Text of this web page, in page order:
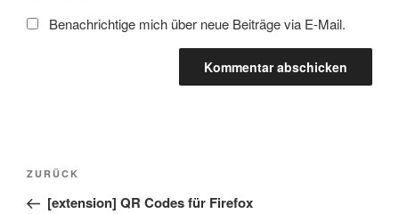
Benachrichtige mich über neue Beiträge via E-Mail.
Beitragsnavigation
Vorheriger
Beitrag
ZURÜCK
[extension] QR Codes für Firefox